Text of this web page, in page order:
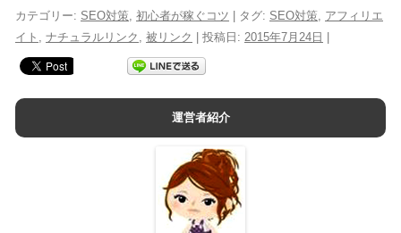
カテゴリー: SEO対策, 初心者が稼ぐコツ | タグ: SEO対策, アフィリエ
イト , ナチュラルリンク , 被リンク | 投稿日: 2015年7月24日
運営者紹介